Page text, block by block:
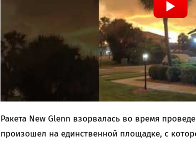
Ракета New Glenn взорвалась во время
произошел на единственной площадке, с